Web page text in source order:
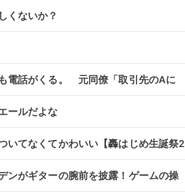
くないか？
電話がくる。 元同僚「取引先のAに
」俺「！？」元同僚「 B社に行くとき
！？」……..
ールだよな
いてなくてかわいい【轟はじめ生誕祭2
ンがギターの腕前を披露！ゲームの操